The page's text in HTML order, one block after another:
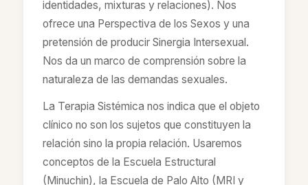
identidades, mixturas y relaciones). Nos
ofrece una Perspectiva de los Sexos y una
pretensión de producir Sinergia Intersexual.
Nos da un marco de comprensión sobre la
naturaleza de las demandas sexuales.
La Terapia Sistémica nos indica que el objeto
clínico no son los sujetos que constituyen la
relación sino la propia relación. Usaremos
conceptos de la Escuela Estructural
(Minuchin), la Escuela de Palo Alto (MRI y